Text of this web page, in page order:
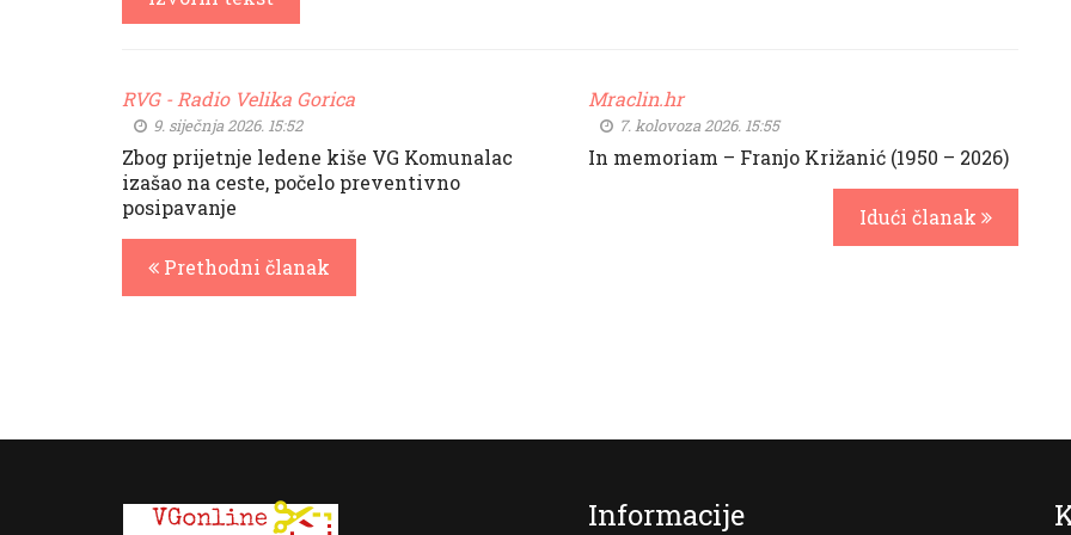
RVG - Radio Velika Gorica
9. siječnja 2026. 15:52
Zbog prijetnje ledene kiše VG Komunalac
izašao na ceste, počelo preventivno
posipavanje
Prethodni članak
Mraclin.hr
7. kolovoza 2026. 15:55
In memoriam – Franjo Križanić (1950 – 2026)
Idući članak
Informacije